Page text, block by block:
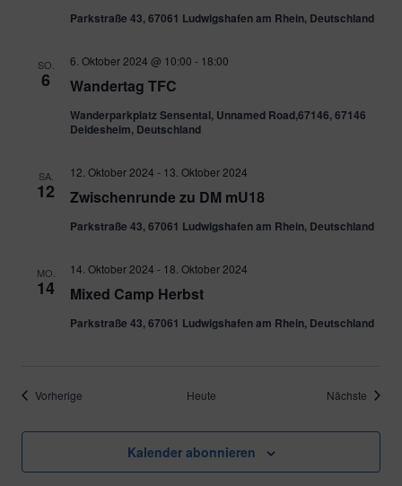
Parkstraße 43, 67061 Ludwigshafen am Rhein, Deutschland
SO.
6 Wandertag TFC
6. Oktober 2024 @ 10:00 - 18:00
Wanderparkplatz Sensental, Unnamed Road,67146, 67146
Deidesheim, Deutschland
SA.
12 Zwischenrunde zu DM mU18
12. Oktober 2024 - 13. Oktober 2024
Parkstraße 43, 67061 Ludwigshafen am Rhein, Deutschland
MO.
14 Mixed Camp Herbst
14. Oktober 2024 - 18. Oktober 2024
Parkstraße 43, 67061 Ludwigshafen am Rhein, Deutschland
Vorherige Heute Nächste
Kalender abonnieren